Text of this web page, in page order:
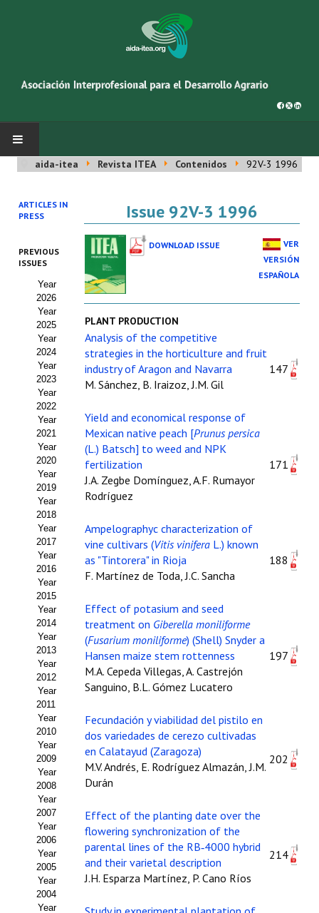
INICIO
SOBRE NOSOTROS
Asociación AIDA
Cincuentenario AIDA
Organigrama
Estatutos
Hacerse socio
Noticias
Galería de Fotos
Web AIDA 2.0
REVISTA ITEA
Presentación ITEA
Equipo Editorial
Leer revista ITEA
Directrices para autores/as
Políticas Editoriales
Propuesta Volumen Especial
Sello Calidad FECYT
Premio Prensa Agraria
Buscador de Artículos
JORNADAS AIDA
Presentación Jornadas
Comunicaciones
Jornadas PAM 2026
Premio Jóvenes Investigadores
aida-itea Revista ITEA Contenidos 92V-3 1996
ARTICLES IN
PRESS
PREVIOUS
ISSUES
Year
2026
Year
2025
Year
2024
Year
2023
Year
2022
Year
2021
Year
2020
Year
2019
Year
2018
Year
2017
Year
2016
Year
2015
Year
2014
Year
2013
Year
2012
Year
2011
Year
2010
Year
2009
Year
2008
Year
2007
Year
2006
Year
2005
Year
2004
Year
Issue 92V-3 1996
DOWNLOAD ISSUE
VER
VERSIÓN
ESPAÑOLA
PLANT PRODUCTION
Analysis of the competitive
strategies in the horticulture and fruit
industry of Aragon and Navarra
M. Sánchez, B. Iraizoz, J.M. Gil
147
Yield and economical response of
Mexican native peach [Prunus persica
(L.) Batsch] to weed and NPK
fertilization
J.A. Zegbe Domínguez, A.F. Rumayor
Rodríguez
171
Ampelographyc characterization of
vine cultivars (Vitis vinifera L.) known
as "Tintorera" in Rioja
F. Martínez de Toda, J.C. Sancha
188
Effect of potasium and seed
treatment on Giberella moniliforme
(Fusarium moniliforme) (Shell) Snyder a
Hansen maize stem rottenness
M.A. Cepeda Villegas, A. Castrejón
Sanguino, B.L. Gómez Lucatero
197
Fecundación y viabilidad del pistilo en
dos variedades de cerezo cultivadas
en Calatayud (Zaragoza)
M.V. Andrés, E. Rodríguez Almazán, J.M.
Durán
202
Effect of the planting date over the
flowering synchronization of the
parental lines of the RB‑4000 hybrid
and their varietal description
J.H. Esparza Martínez, P. Cano Ríos
214